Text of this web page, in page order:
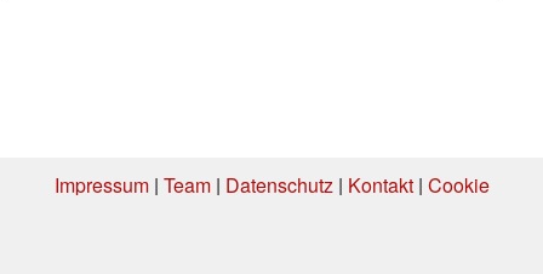
Impressum| Team| Datenschutz| Kontakt| Cookie